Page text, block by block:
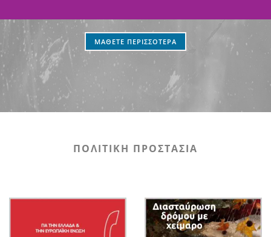
ΜΑΘΕΤΕ ΠΕΡΙΣΣΟΤΕΡΑ
ΠΟΛΙΤΙΚΗ ΠΡΟΣΤΑΣΙΑ